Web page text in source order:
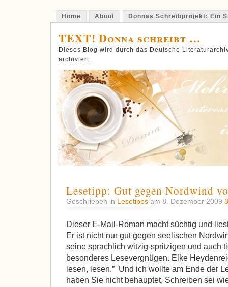
Home About Donnas Schreibprojekt: Ein
TEXT! Donna schreibt …
Dieses Blog wird durch das Deutsche
archiviert.
Lesetipp: Gut gegen Nordwind
Geschrieben in Lesetipps am 8. Dezember 2009
Dieser E-Mail-Roman macht süchtig und
Er ist nicht nur gut gegen seelischen
seine sprachlich witzig-spritzigen und auch
besonderes Lesevergnügen. Elke
lesen, lesen.” Und ich wollte am Ende der
haben Sie nicht behauptet, Schreiben sei